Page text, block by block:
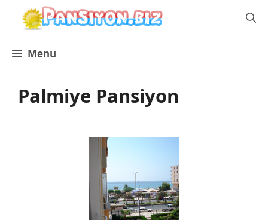
İçeriğe
Menu
Palmiye Pansiyon